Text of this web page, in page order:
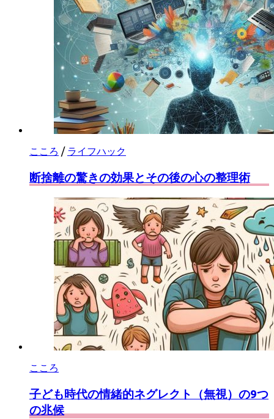
こころ / ライフハック
断捨離の驚きの効果とその後の心の整理術
こころ
子ども時代の情緒的ネグレクト（無視）の9つ
の兆候